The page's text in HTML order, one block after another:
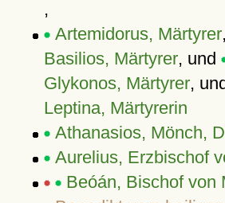
,
Artemidorus, Märtyrer
Basilios, Märtyrer, und
Glykonos, Märtyrer,
Leptina, Märtyrerin
Athanasios, Mönch,
Aurelius, Erzbischof
Beóán, Bischof von